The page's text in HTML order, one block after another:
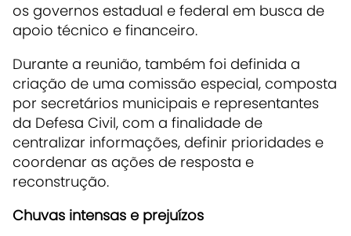
os governos estadual e federal em busca de
apoio técnico e financeiro.
Durante a reunião, também foi definida a
criação de uma comissão especial, composta
por secretários municipais e representantes
da Defesa Civil, com a finalidade de
centralizar informações, definir prioridades e
coordenar as ações de resposta e
reconstrução.
Chuvas intensas e prejuízos